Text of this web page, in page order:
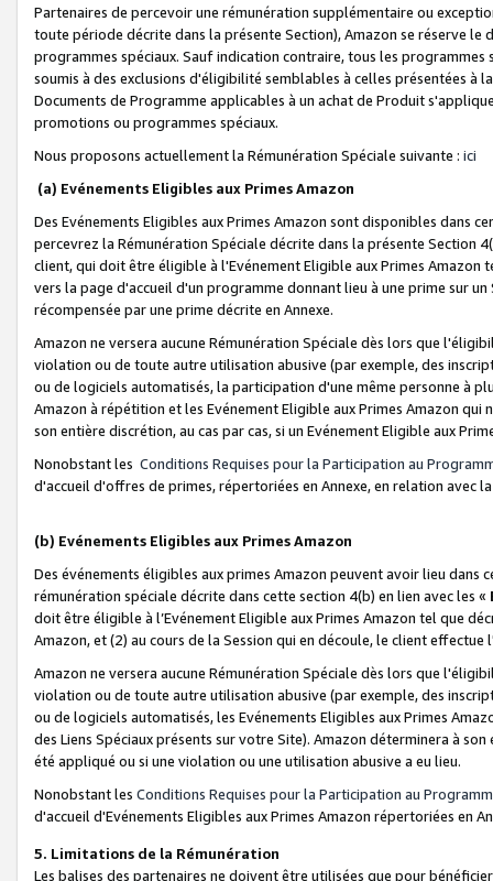
Partenaires de percevoir une rémunération supplémentaire ou
toute période décrite dans la présente Section), Amazon se réserve
programmes spéciaux. Sauf indication contraire, tous les
soumis à des exclusions d'éligibilité semblables à celles présentées à
Documents de Programme applicables à un achat de Produit
promotions ou programmes spéciaux.
Nous proposons actuellement la Rémunération Spéciale suivante : ici
(a) Evénements Eligibles aux Primes Amazon
Des Evénements Eligibles aux Primes Amazon sont disponibles dans
percevrez la Rémunération Spéciale décrite dans la présente Section
client, qui doit être éligible à l'Evénement Eligible aux Primes Amazon
vers la page d'accueil d'un programme donnant lieu à une prime sur
récompensée par une prime décrite en Annexe.
Amazon ne versera aucune Rémunération Spéciale dès lors que
violation ou de toute autre utilisation abusive (par exemple, des
ou de logiciels automatisés, la participation d'une même personne à
Amazon à répétition et les Evénement Eligible aux Primes Amazon qui
son entière discrétion, au cas par cas, si un Evénement Eligible aux
Nonobstant les Conditions Requises pour la Participation au
d'accueil d'offres de primes, répertoriées en Annexe, en relation avec
(b) Evénements Eligibles aux Primes Amazon
Des événements éligibles aux primes Amazon peuvent avoir lieu dans
rémunération spéciale décrite dans cette section 4(b) en lien avec les «
doit être éligible à l’Evénement Eligible aux Primes Amazon tel que
Amazon, et (2) au cours de la Session qui en découle, le client
Amazon ne versera aucune Rémunération Spéciale dès lors que
violation ou de toute autre utilisation abusive (par exemple, des
ou de logiciels automatisés, les Evénements Eligibles aux Primes
des Liens Spéciaux présents sur votre Site). Amazon déterminera à
été appliqué ou si une violation ou une utilisation abusive a eu lieu.
Nonobstant les Conditions Requises pour la Participation au
d'accueil d'Evénements Eligibles aux Primes Amazon répertoriées en
5. Limitations de la Rémunération
Les balises des partenaires ne doivent être utilisées que pour